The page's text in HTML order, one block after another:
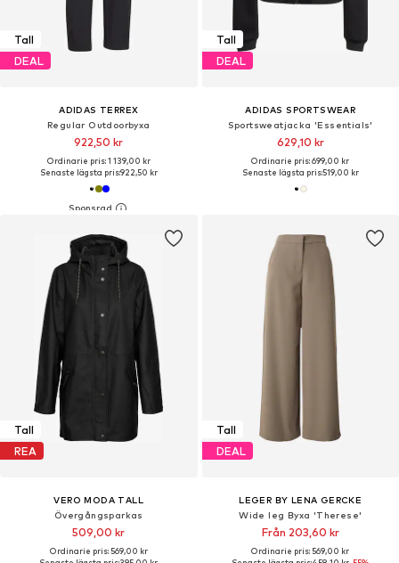
Tall
DEAL
ADIDAS TERREX
Regular Outdoorbyxa
922,50 kr
Ordinarie pris: 1 139,00 kr
Senaste lägsta pris:922,50 kr
Tall
DEAL
ADIDAS SPORTSWEAR
Sportsweatjacka 'Essentials'
629,10 kr
Ordinarie pris: 699,00 kr
Senaste lägsta pris:519,00 kr
Tall
REA
VERO MODA TALL
Övergångsparkas
509,00 kr
Ordinarie pris: 569,00 kr
Tall
DEAL
LEGER BY LENA GERCKE
Wide leg Byxa 'Therese'
Från 203,60 kr
Ordinarie pris: 569,00 kr